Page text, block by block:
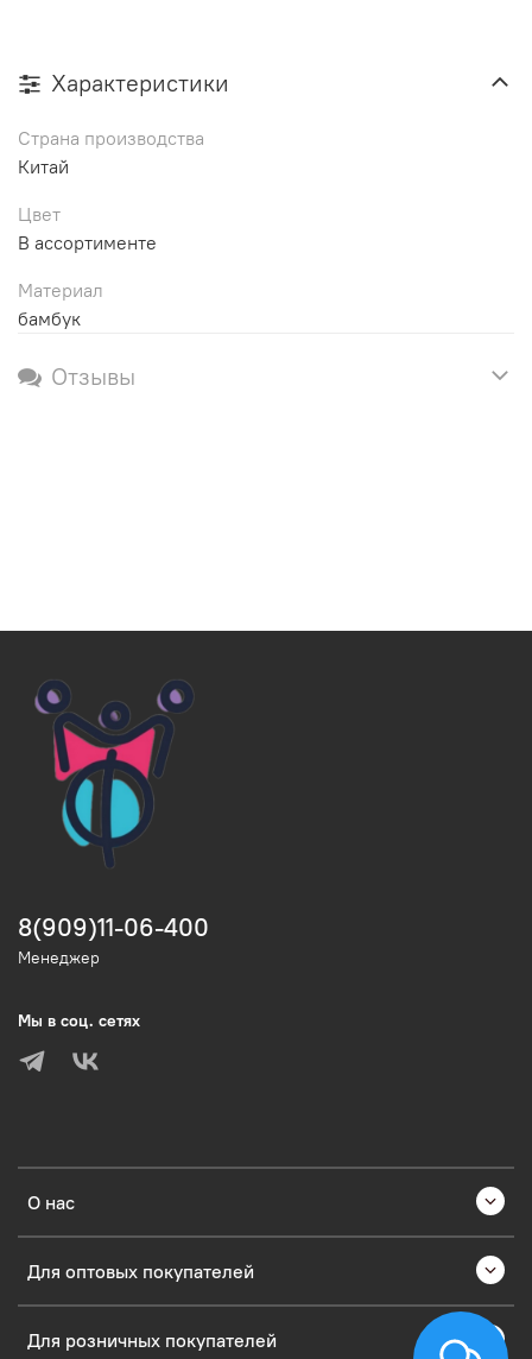
Характеристики
Страна производства
Китай
Цвет
В ассортименте
Материал
бамбук
Отзывы
О нас
Для оптовых покупателей
Для розничных покупателей
8(909)11-06-400
Менеджер
Мы в соц. сетях